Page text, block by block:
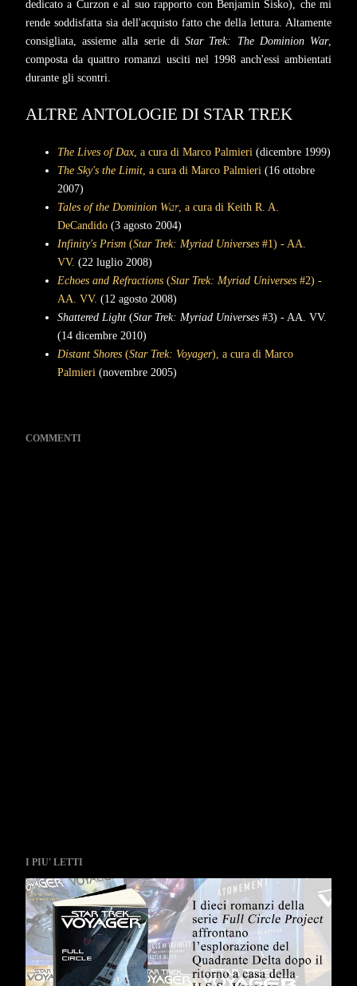
dedicato a Curzon e al suo rapporto con Benjamin Sisko), che mi
rende soddisfatta sia dell'acquisto fatto che della lettura. Altamente
consigliata, assieme alla serie diStar Trek: The Dominion War,
composta da quattro romanzi usciti nel 1998 anch'essi ambientati
durante gli scontri.
ALTRE ANTOLOGIE DI STAR TREK
The Lives of Dax , a cura di Marco Palmieri (dicembre 1999)
The Sky's the Limit , a cura di Marco Palmieri (16 ottobre
2007)
Tales of the Dominion War, a cura di Keith R. A.
DeCandido (3 agosto 2004)
Infinity's Prism (Star Trek: Myriad Universes #1) - AA.
VV. (22 luglio 2008)
Echoes and Refractions (Star Trek: Myriad Universes #2) -
AA. VV. (12 agosto 2008)
Shattered Light (Star Trek: Myriad Universes #3) - AA. VV.
(14 dicembre 2010)
Distant Shores (Star Trek: Voyager), a cura di Marco
Palmieri (novembre 2005)
COMMENTI
I PIU' LETTI